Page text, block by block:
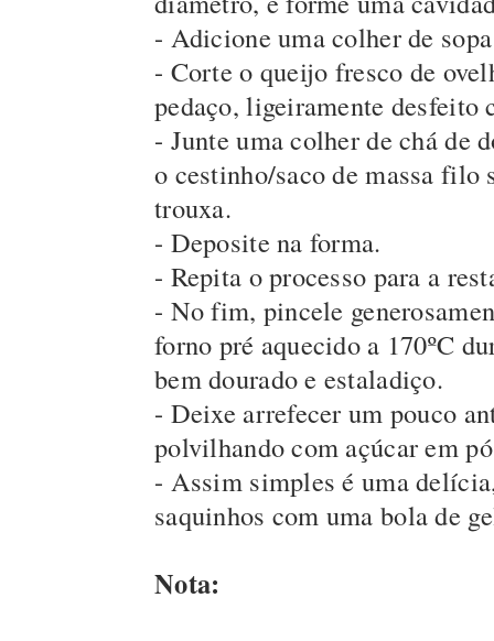
- Adicione uma colher de
- Corte o queijo fresco de
pedaço, ligeiramente desfeito
- Junte uma colher de chá de
o cestinho/saco de massa filo
trouxa.
- Deposite na forma.
- Repita o processo para a
- No fim, pincele
forno pré aquecido a 170ºC
bem dourado e estaladiço.
- Deixe arrefecer um pouco
polvilhando com açúcar em
- Assim simples é uma
saquinhos com uma bola de
Nota: